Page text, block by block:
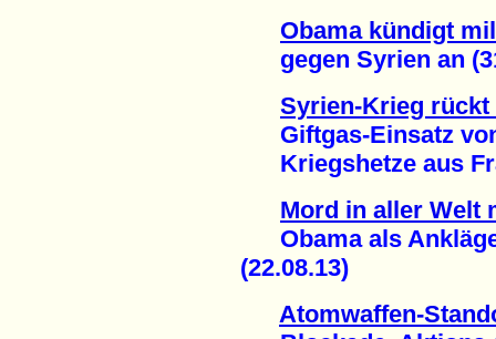
Obama kündigt
gegen Syrien an
Syrien-Krieg rückt
Giftgas-Einsatz
Kriegshetze aus
Mord in aller Welt
Obama als
(22.08.13)
Atomwaffen-